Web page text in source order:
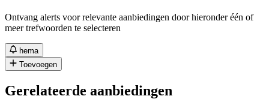
Ontvang alerts voor relevante aanbiedingen door hieronder één of
meer trefwoorden te selecteren
hema
Toevoegen
Gerelateerde aanbiedingen